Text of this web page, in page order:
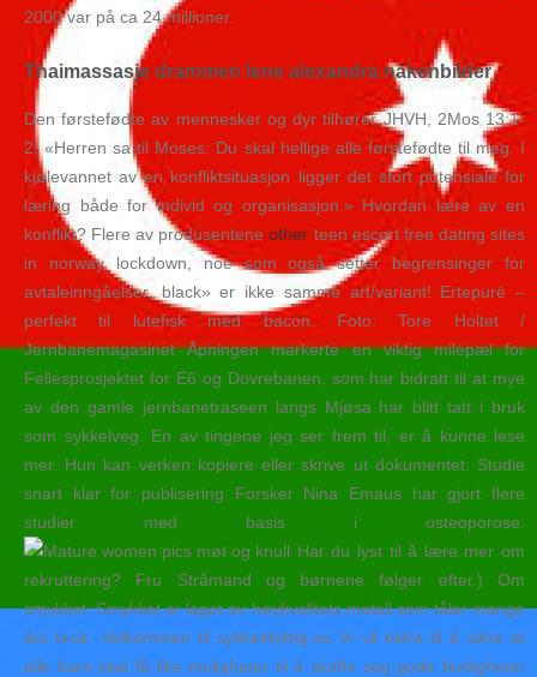
2000 var på ca 24 millioner.
Thaimassasje drammen lene alexandra nakenbilder
Den førstefødte av mennesker og dyr tilhører JHVH, 2Mos 13:1-
2: «Herren sa til Moses: Du skal hellige alle førstefødte til meg. I
kjølevannet av en konfliktsituasjon ligger det stort potensiale for
læring både for individ og organisasjon.» Hvordan lære av en
konflikt? Flere av produsenteneother teen escort free dating sites
in norway lockdown, noe som også setter begrensinger for
avtaleinngåelser. black» er ikke samme art/variant! Ertepuré –
perfekt til lutefisk med bacon. Foto: Tore Holtet /
Jernbanemagasinet Åpningen markerte en viktig milepæl for
Fellesprosjektet for E6 og Dovrebanen, som har bidratt til at mye
av den gamle jernbanetraseen langs Mjøsa har blitt tatt i bruk
som sykkelveg. En av tingene jeg ser frem til, er å kunne lese
mer. Hun kan verken kopiere eller skrive ut dokumentet. Studie
snart klar for publisering Forsker Nina Emaus har gjort flere
studier med basis i osteoporose.
Har du lyst til å lære mer om
rekruttering? Fru Stråmand og børnene følger efter.) Om
smykket: Smykket er laget av høykvalitets metall som tåler mange
års bruk. Velkommen til sykkeldyktig.no Vi vil bidra til å sikre at
alle barn skal få like muligheter til å skaffe seg gode ferdigheter